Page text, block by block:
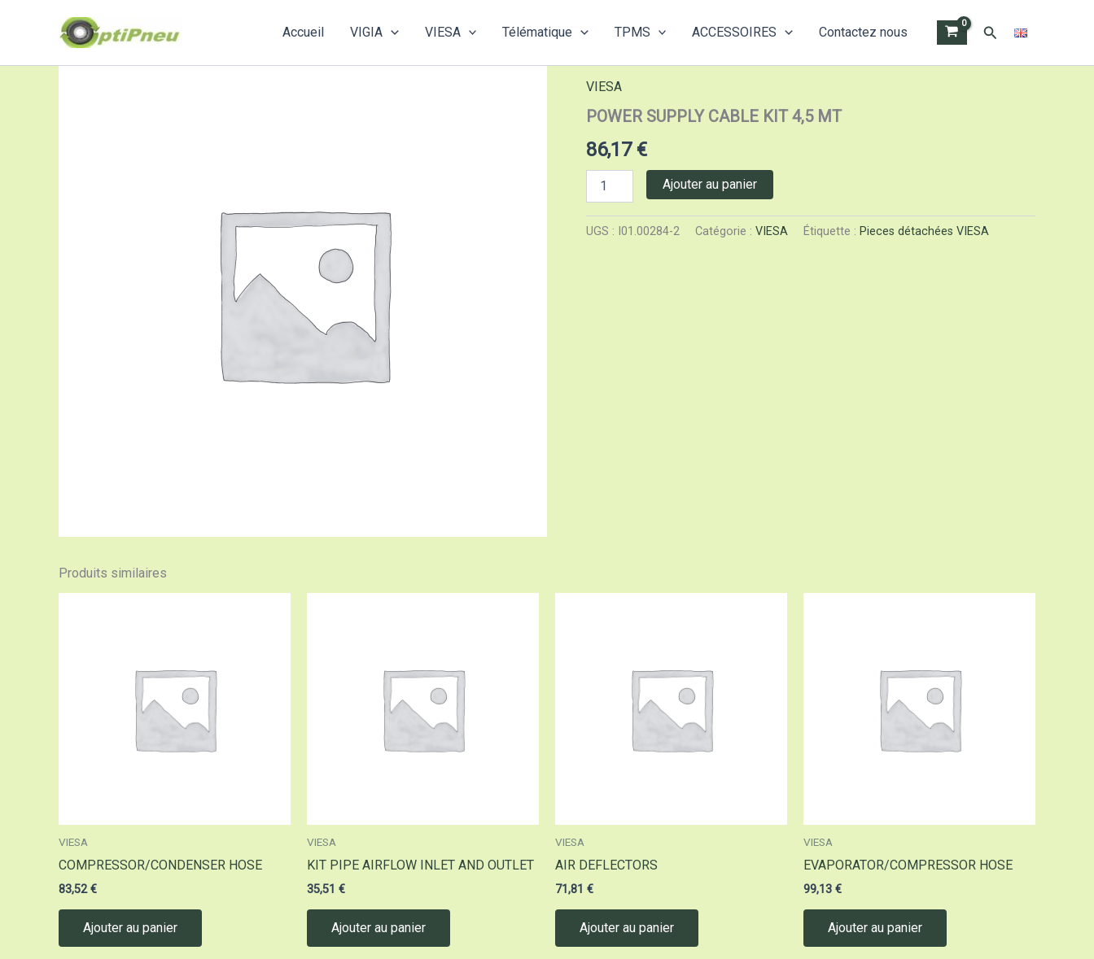
Accueil VIGIA VIESA Télématique TPMS ACCESSOIRES Contactez nous Rechercher
VIESA
POWER SUPPLY CABLE KIT 4,5 MT
86,17 €
SUPPLY
Ajouter au panier
UGS : I01.00284-2 Catégorie : VIESA Étiquette : Pieces détachées VIESA
Produits similaires
VIESA
COMPRESSOR/CONDENSER HOSE
83,52€
Ajouter au panier
VIESA
KIT PIPE AIRFLOW INLET AND OUTLET
35,51 €
Ajouter au panier
VIESA
AIR DEFLECTORS
71,81 €
Ajouter au panier
VIESA
EVAPORATOR/COMPRESSOR HOSE
99,13 €
Ajouter au panier